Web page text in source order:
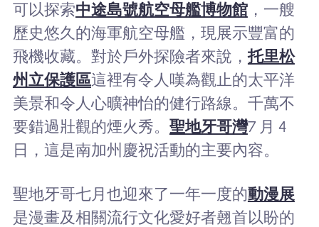
可以探索中途島號航空母艦博物館，一艘
歷史悠久的海軍航空母艦，現展示豐富的
飛機收藏。對於戶外探險者來說，托里松
州立保護區這裡有令人嘆為觀止的太平洋
美景和令人心曠神怡的健行路線。千萬不
要錯過壯觀的煙火秀。 聖地牙哥灣7 月 4
日，這是南加州慶祝活動的主要內容。
聖地牙哥七月也迎來了一年一度的動漫展
是漫畫及相關流行文化愛好者翹首以盼的